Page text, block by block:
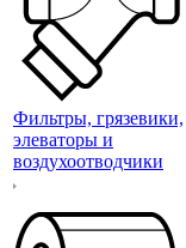
Фильтры, грязевики,
элеваторы и
воздухоотводчики